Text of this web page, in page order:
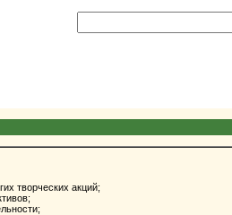
творческих акций;